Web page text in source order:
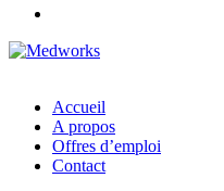
Accueil
A propos
Offres d’emploi
Contact